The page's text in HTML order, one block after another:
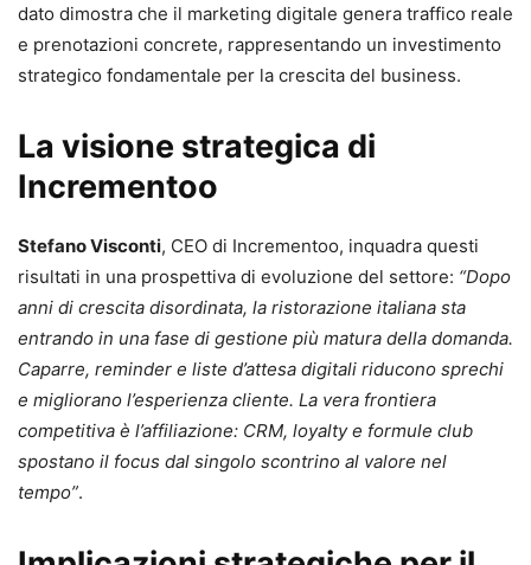
dato dimostra che il marketing digitale genera traffico reale
e prenotazioni concrete, rappresentando un investimento
strategico fondamentale per la crescita del business.
La visione strategica di
Incrementoo
Stefano Visconti, CEO di Incrementoo, inquadra questi
risultati in una prospettiva di evoluzione del settore: “Dopo
anni di crescita disordinata, la ristorazione italiana sta
entrando in una fase di gestione più matura della domanda.
Caparre, reminder e liste d’attesa digitali riducono sprechi
e migliorano l’esperienza cliente. La vera frontiera
competitiva è l’affiliazione: CRM, loyalty e formule club
spostano il focus dal singolo scontrino al valore nel
tempo”.